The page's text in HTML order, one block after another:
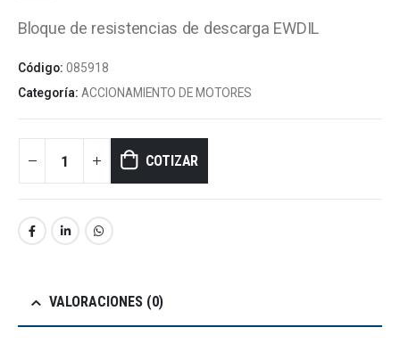
Bloque de resistencias de descarga EWDIL
Código: 085918
Categoría: ACCIONAMIENTO DE MOTORES
COTIZAR
VALORACIONES (0)